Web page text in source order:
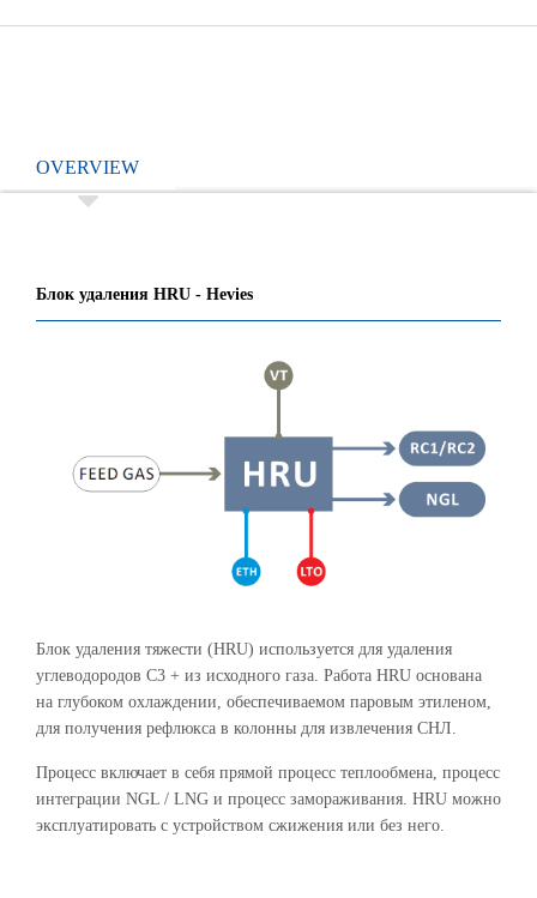
OVERVIEW
Блок удаления HRU - Hevies
Блок удаления тяжести (HRU) используется для удаления
углеводородов C3 + из исходного газа. Работа HRU основана
на глубоком охлаждении, обеспечиваемом паровым этиленом,
для получения рефлюкса в колонны для извлечения СНЛ.
Процесс включает в себя прямой процесс теплообмена, процесс
интеграции NGL / LNG и процесс замораживания. HRU можно
эксплуатировать с устройством сжижения или без него.